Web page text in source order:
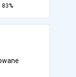
83%